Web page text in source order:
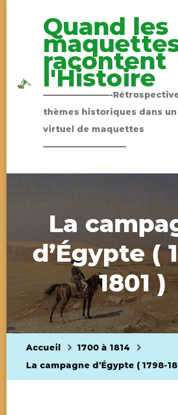
Quand les
racontent
l'Histoire
————————-
thèmes historiques dans un
virtuel de maquettes
——————————
La
d’Égypte (
1801 )
Accueil
1700 à 1814
La campagne d’Égypte ( 1798-